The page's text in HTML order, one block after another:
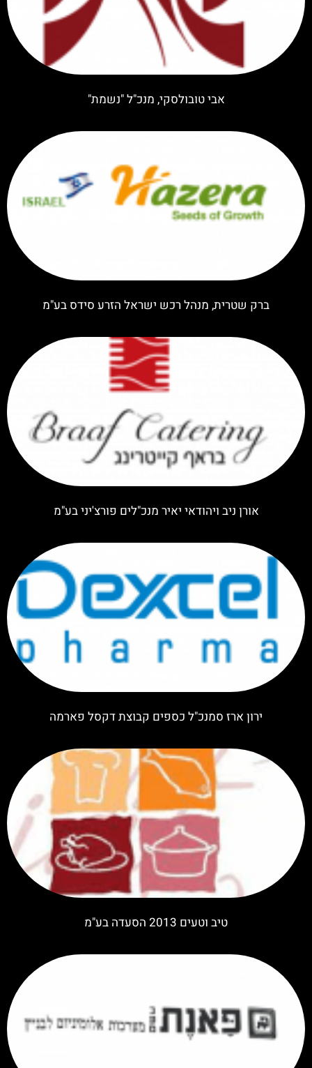
אבי טובולסקי, מנכ"ל "נשמת"
ברק שטרית, מנהל רכש ישראל הזרע סידס בע"מ
אורן ניב ויהודאי יאיר מנכ"לים פורצ'יני בע"מ
ירון ארז סמנכ"ל כספים קבוצת דקסל פארמה
טיב וטעים 2013 הסעדה בע"מ